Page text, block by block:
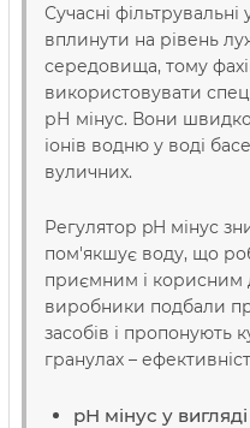
Сучасні
вплинути на рівень
середовища, тому
використовувати
рН мінус. Вони швидко
іонів водню у воді
вуличних.
Регулятор pH мінус
пом'якшує воду, що
приємним і корисним
виробники подбали
засобів і пропонують
гранулах –
рН мінус у